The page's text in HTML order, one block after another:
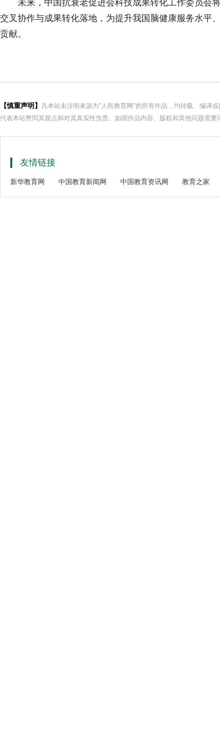
未来，中国抗衰老促进会科技成果转化工作委员会
交叉协作与成果转化落地，为提升我国脑健康服务水平
贡献。
【慎重声明】
凡本站未注明来源为"人民教育网"的所有作品，均转载、编译
代表本站赞同其观点和对其真实性负责。如因作品内容、版权和其他问题需
友情链接
新华教育网 中国教育新闻网 中国教育资讯网 教育之家